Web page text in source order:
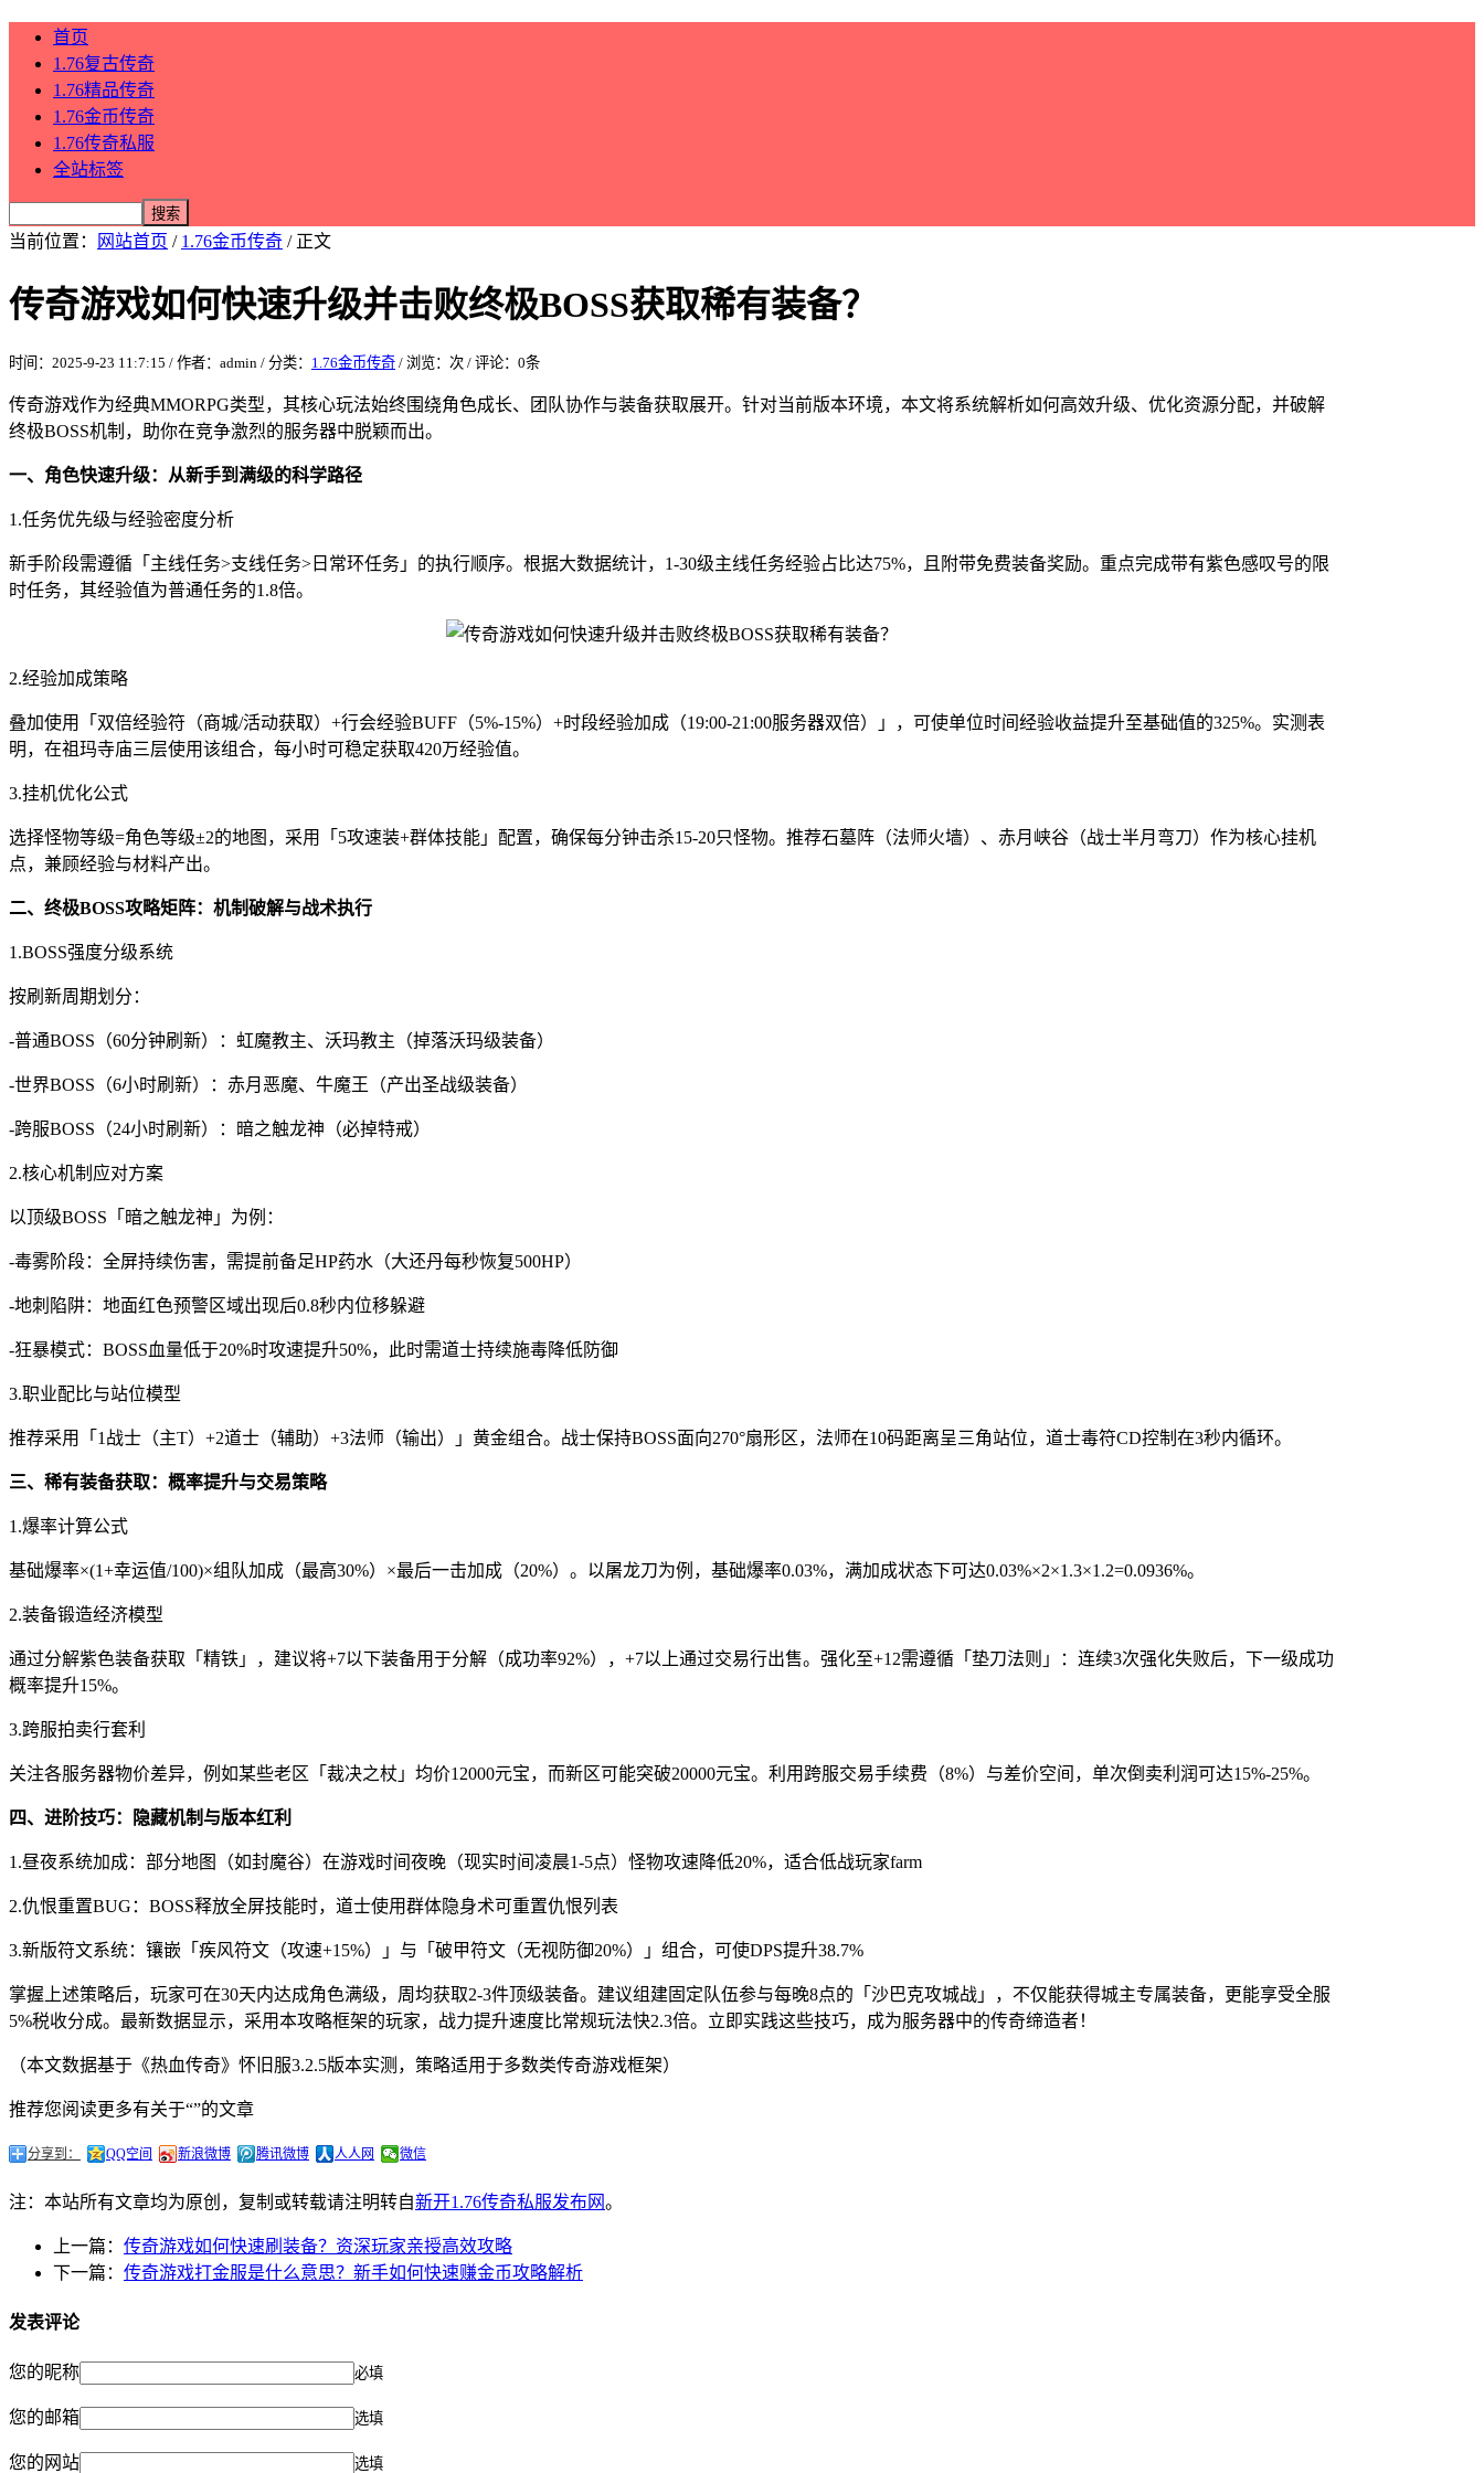
首页
1.76复古传奇
1.76精品传奇
1.76金币传奇
1.76传奇私服
全站标签
当前位置： 网站首页 / 1.76金币传奇 / 正文
传奇游戏如何快速升级并击败终极BOSS获取稀有装备？
时间：2025-9-23 11:7:15 / 作者：admin / 分类： 1.76金币传奇 / 浏览： 次 / 评论：0条
传奇游戏作为经典MMORPG类型，其核心玩法始终围绕角色成长、团队协作与装备获取展开。针对当前版本环境，本文将系统解析如何高效升级、优化资源分配，并破解
终极BOSS机制，助你在竞争激烈的服务器中脱颖而出。
一、角色快速升级：从新手到满级的科学路径
1.任务优先级与经验密度分析
新手阶段需遵循「主线任务>支线任务>日常环任务」的执行顺序。根据大数据统计，1-30级主线任务经验占比达75%，且附带免费装备奖励。重点完成带有紫色感叹号的限
时任务，其经验值为普通任务的1.8倍。
2.经验加成策略
叠加使用「双倍经验符（商城/活动获取）+行会经验BUFF（5%-15%）+时段经验加成（19:00-21:00服务器双倍）」，可使单位时间经验收益提升至基础值的325%。实测表
明，在祖玛寺庙三层使用该组合，每小时可稳定获取420万经验值。
3.挂机优化公式
选择怪物等级=角色等级±2的地图，采用「5攻速装+群体技能」配置，确保每分钟击杀15-20只怪物。推荐石墓阵（法师火墙）、赤月峡谷（战士半月弯刀）作为核心挂机
点，兼顾经验与材料产出。
二、终极BOSS攻略矩阵：机制破解与战术执行
1.BOSS强度分级系统
按刷新周期划分：
-普通BOSS（60分钟刷新）：虹魔教主、沃玛教主（掉落沃玛级装备）
-世界BOSS（6小时刷新）：赤月恶魔、牛魔王（产出圣战级装备）
-跨服BOSS（24小时刷新）：暗之触龙神（必掉特戒）
2.核心机制应对方案
以顶级BOSS「暗之触龙神」为例：
-毒雾阶段：全屏持续伤害，需提前备足HP药水（大还丹每秒恢复500HP）
-地刺陷阱：地面红色预警区域出现后0.8秒内位移躲避
-狂暴模式：BOSS血量低于20%时攻速提升50%，此时需道士持续施毒降低防御
3.职业配比与站位模型
推荐采用「1战士（主T）+2道士（辅助）+3法师（输出）」黄金组合。战士保持BOSS面向270°扇形区，法师在10码距离呈三角站位，道士毒符CD控制在3秒内循环。
三、稀有装备获取：概率提升与交易策略
1.爆率计算公式
基础爆率×(1+幸运值/100)×组队加成（最高30%）×最后一击加成（20%）。以屠龙刀为例，基础爆率0.03%，满加成状态下可达0.03%×2×1.3×1.2=0.0936%。
2.装备锻造经济模型
通过分解紫色装备获取「精铁」，建议将+7以下装备用于分解（成功率92%），+7以上通过交易行出售。强化至+12需遵循「垫刀法则」：连续3次强化失败后，下一级成功
概率提升15%。
3.跨服拍卖行套利
关注各服务器物价差异，例如某些老区「裁决之杖」均价12000元宝，而新区可能突破20000元宝。利用跨服交易手续费（8%）与差价空间，单次倒卖利润可达15%-25%。
四、进阶技巧：隐藏机制与版本红利
1.昼夜系统加成：部分地图（如封魔谷）在游戏时间夜晚（现实时间凌晨1-5点）怪物攻速降低20%，适合低战玩家farm
2.仇恨重置BUG：BOSS释放全屏技能时，道士使用群体隐身术可重置仇恨列表
3.新版符文系统：镶嵌「疾风符文（攻速+15%）」与「破甲符文（无视防御20%）」组合，可使DPS提升38.7%
掌握上述策略后，玩家可在30天内达成角色满级，周均获取2-3件顶级装备。建议组建固定队伍参与每晚8点的「沙巴克攻城战」，不仅能获得城主专属装备，更能享受全服
5%税收分成。最新数据显示，采用本攻略框架的玩家，战力提升速度比常规玩法快2.3倍。立即实践这些技巧，成为服务器中的传奇缔造者！
（本文数据基于《热血传奇》怀旧服3.2.5版本实测，策略适用于多数类传奇游戏框架）
推荐您阅读更多有关于“”的文章
分享到： QQ空间 新浪微博 腾讯微博 人人网 微信
注：本站所有文章均为原创，复制或转载请注明转自新开1.76传奇私服发布网。
上一篇： 传奇游戏如何快速刷装备？资深玩家亲授高效攻略
下一篇： 传奇游戏打金服是什么意思？新手如何快速赚金币攻略解析
发表评论
您的昵称 必填
您的邮箱 选填
您的网站 选填